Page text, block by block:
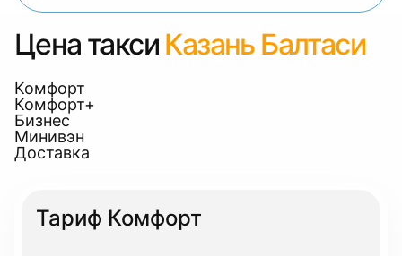
Цена такси Казань Балтаси
Комфорт
Комфорт+
Бизнес
Минивэн
Доставка
Тариф Комфорт